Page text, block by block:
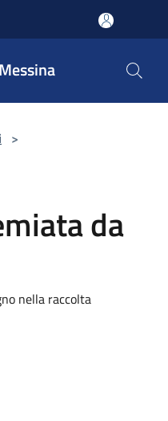
>
da
nella raccolta